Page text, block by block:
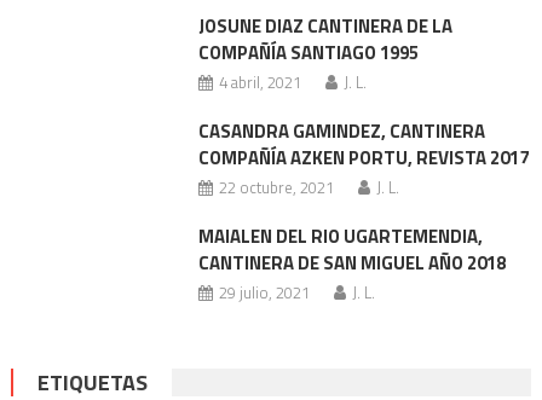
JOSUNE DIAZ CANTINERA DE LA
COMPAÑÍA SANTIAGO 1995
4 abril, 2021 J. L.
CASANDRA GAMINDEZ, CANTINERA
COMPAÑÍA AZKEN PORTU, REVISTA 2017
22 octubre, 2021 J. L.
MAIALEN DEL RIO UGARTEMENDIA,
CANTINERA DE SAN MIGUEL AÑO 2018
29 julio, 2021 J. L.
ETIQUETAS